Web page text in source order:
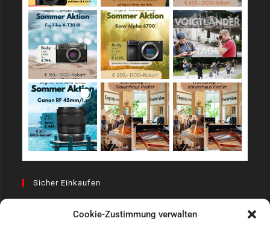
Cookie-Zustimmung verwalten
Sicher Einkaufen